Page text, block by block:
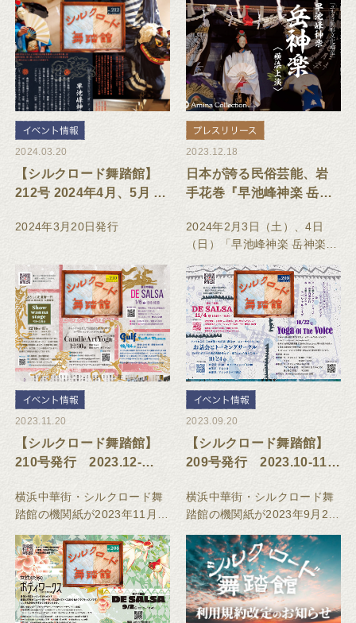
2024.03.20
【シルクロード舞踏館】
212号 2024年4月、5月 イ
ル
2024年3月20日発行
2023.12.18
日本が誇る民俗芸能、岩
手花巻『早池峰神楽 岳神
2024年2月3日（土）、4日
（日）「早池峰神楽 岳神楽
ら）」の上演を横浜中華街
「シルクロード舞踏館」にて
行います。
2023.11.20
【シルクロード舞踏館】
210号発行 2023.12-
スケジュール
横浜中華街・シルクロード舞
踏館の機関紙が2023年11月
2023.09.20
【シルクロード舞踏館】
209号発行 2023.10-11
ール
横浜中華街・シルクロード舞
踏館の機関紙が2023年9月20